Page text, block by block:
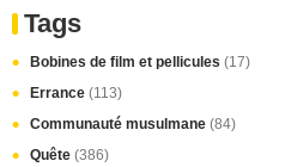
Tags
Bobines de film et pellicules (17)
Errance (113)
Communauté musulmane (84)
Quête (386)